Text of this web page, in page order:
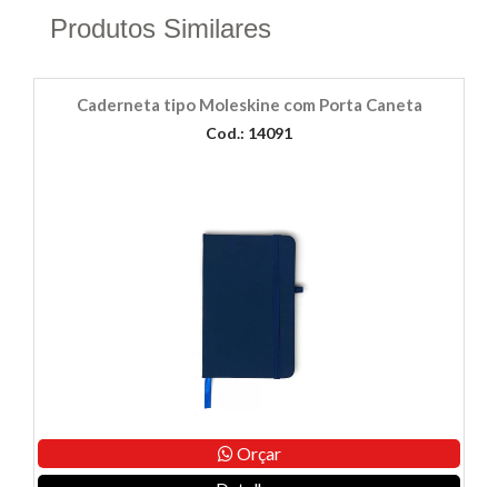
Produtos Similares
Caderneta tipo Moleskine com Porta Caneta
Cod.: 14091
Orçar